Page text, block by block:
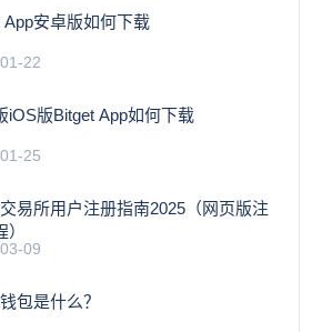
App安卓版如何下载
22
iOS版Bitget App如何下载
25
易所用户注册指南2025（网页版注
09
包是什么？